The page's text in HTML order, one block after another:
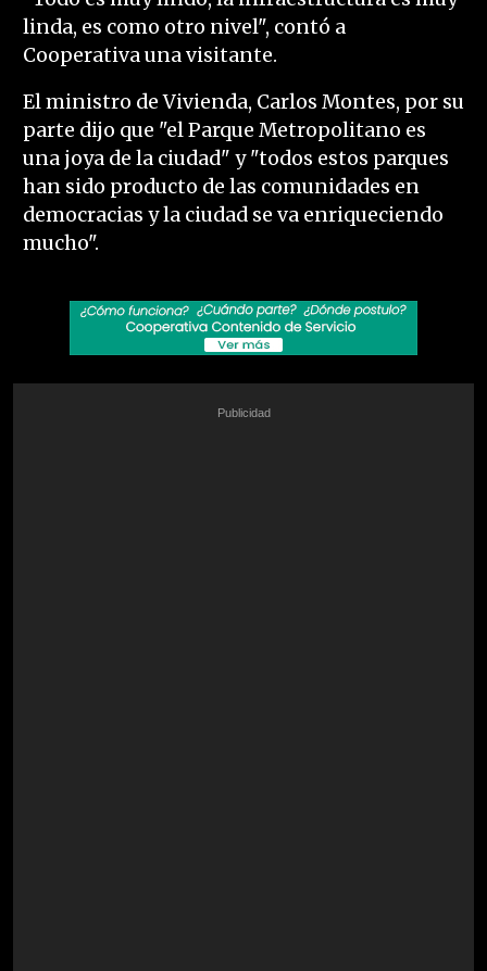
linda, es como otro nivel", contó a
Cooperativa una visitante.
El ministro de Vivienda, Carlos Montes, por su
parte dijo que "el Parque Metropolitano es
una joya de la ciudad" y "todos estos parques
han sido producto de las comunidades en
democracias y la ciudad se va enriqueciendo
mucho".